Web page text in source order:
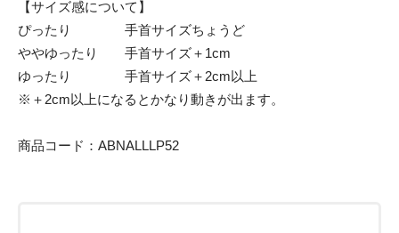
【サイズ感について】
ぴったり 手首サイズちょうど
ややゆったり 手首サイズ＋1cm
ゆったり 手首サイズ＋2cm以上
※＋2cm以上になるとかなり動きが出ます。
商品コード：ABNALLLP52